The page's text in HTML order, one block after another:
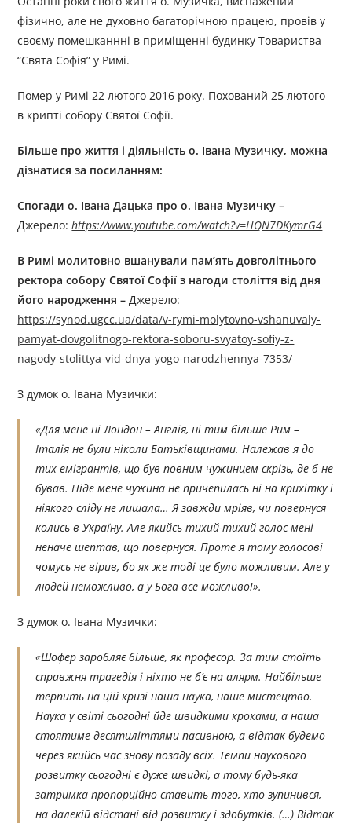
фізично, але не духовно багаторічною працею, провів у
своєму помешканнні в приміщенні будинку Товариства
“Свята Софія” у Римі.
Помер у Римі 22 лютого 2016 року. Похований 25 лютого
в крипті собору Святої Софії.
Більше про життя і діяльністьо. Івана Музичку, можна
дізнатися за посиланням:
Спогади о. Івана Дацька про о. Івана Музичку –
Джерелo:https://www.youtube.com/watch?v=HQN7DKymrG4
В Римі молитовно вшанували пам’ять довголітнього
ректора собору Святої Софії з нагоди століття від дня
його народження – Джерелo:
https://synod.ugcc.ua/data/v-rymi-molytovno-vshanuvaly-
pamyat-dovgolitnogo-rektora-soboru-svyatoy-sofiy-z-
nagody-stolittya-vid-dnya-yogo-narodzhennya-7353/
З думок о. Івана Музички:
«Для мене ні Лондон – Англія, ні тим більше Рим –
Італія не були ніколи Батьківщинами. Належав я до
тих емігрантів, що був повним чужинцем скрізь, де б не
бував. Ніде мене чужина не причепилась ні на крихітку і
ніякого сліду не лишала… Я завжди мріяв, чи повернуся
колись в Україну. Але якийсь тихий-тихий голос мені
неначе шептав, що повернуся. Проте я тому голосові
чомусь не вірив, бо як же тоді це було можливим. Але у
людей неможливо, а у Бога все можливо!».
З думок о. Івана Музички:
«Шофер заробляє більше, як професор. За тим стоїть
справжня трагедія і ніхто не б’є на алярм. Найбільше
терпить на цій кризі наша наука, наше мистецтво.
Наука у світі сьогодні йде швидкими кроками, а наша
стоятиме десятиліттями пасивною, а відтак будемо
через якийсь час знову позаду всіх. Темпи наукового
розвитку сьогодні є дуже швидкі, а тому будь-яка
затримка пропорційно ставить того, хто зупинився,
на далекій відстані від розвитку і здобутків. (…) Відтак